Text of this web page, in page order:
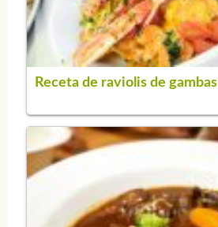
Receta de raviolis de gambas